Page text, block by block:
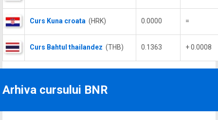
Curs Kuna croata (HRK) 0.0000 =
Curs Bahtul thailandez (THB) 0.1363 + 0.0008
Arhiva cursului BNR